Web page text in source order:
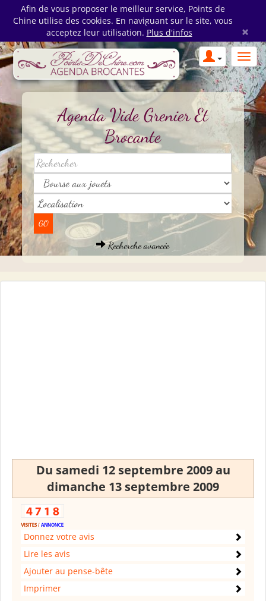
Afin de vous proposer le meilleur service, Points de
Chine utilise des cookies. En naviguant sur le site, vous
acceptez leur utilisation. Plus d'infos ×
Agenda Vide Grenier Et
Brocante
Recherche avancée
Du samedi 12 septembre 2009 au
dimanche 13 septembre 2009
Donnez votre avis
Lire les avis
Ajouter au pense-bête
Imprimer